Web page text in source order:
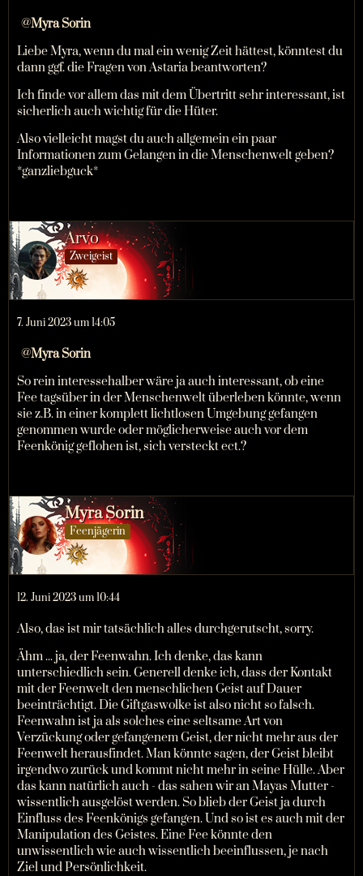
Myra Sorin
Liebe Myra, wenn du mal ein wenig Zeit hättest, könntest du
dann ggf. die Fragen von Astaria beantworten?
Ich finde vor allem das mit dem Übertritt sehr interessant, ist
sicherlich auch wichtig für die Hüter.
Also vielleicht magst du auch allgemein ein paar
Informationen zum Gelangen in die Menschenwelt geben?
*ganzliebguck*
Arvo
Zweigeist
7. Juni 2023 um 14:05
Myra Sorin
So rein interessehalber wäre ja auch interessant, ob eine
Fee tagsüber in der Menschenwelt überleben könnte, wenn
sie z.B. in einer komplett lichtlosen Umgebung gefangen
genommen wurde oder möglicherweise auch vor dem
Feenkönig geflohen ist, sich versteckt ect.?
Myra Sorin
Feenjägerin
12. Juni 2023 um 10:44
Also, das ist mir tatsächlich alles durchgerutscht, sorry.
Ähm ... ja, der Feenwahn. Ich denke, das kann
unterschiedlich sein. Generell denke ich, dass der Kontakt
mit der Feenwelt den menschlichen Geist auf Dauer
beeinträchtigt. Die Giftgaswolke ist also nicht so falsch.
Feenwahn ist ja als solches eine seltsame Art von
Verzückung oder gefangenem Geist, der nicht mehr aus der
Feenwelt herausfindet. Man könnte sagen, der Geist bleibt
irgendwo zurück und kommt nicht mehr in seine Hülle. Aber
das kann natürlich auch - das sahen wir an Mayas Mutter -
wissentlich ausgelöst werden. So blieb der Geist ja durch
Einfluss des Feenkönigs gefangen. Und so ist es auch mit der
Manipulation des Geistes. Eine Fee könnte den
unwissentlich wie auch wissentlich beeinflussen, je nach
Ziel und Persönlichkeit.